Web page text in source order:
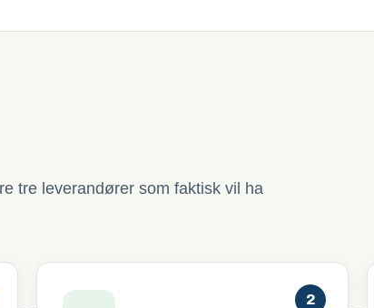
tre leverandører som faktisk vil ha
2